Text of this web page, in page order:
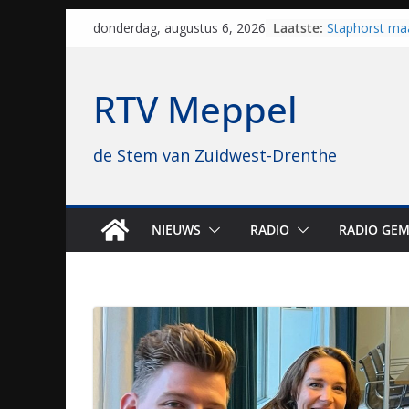
donderdag, augustus 6, 2026 Laatste: Staphorst
regio is goed
opvolgers
geruisloos
RTV Meppel
de Stem van Zuidwest-Drenthe
NIEUWS RADIO RADIO